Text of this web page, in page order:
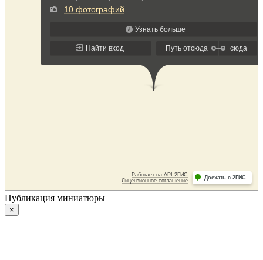
Публикация миниатюры
×